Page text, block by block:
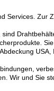
Services. Zur
USA,
Wir und Sie